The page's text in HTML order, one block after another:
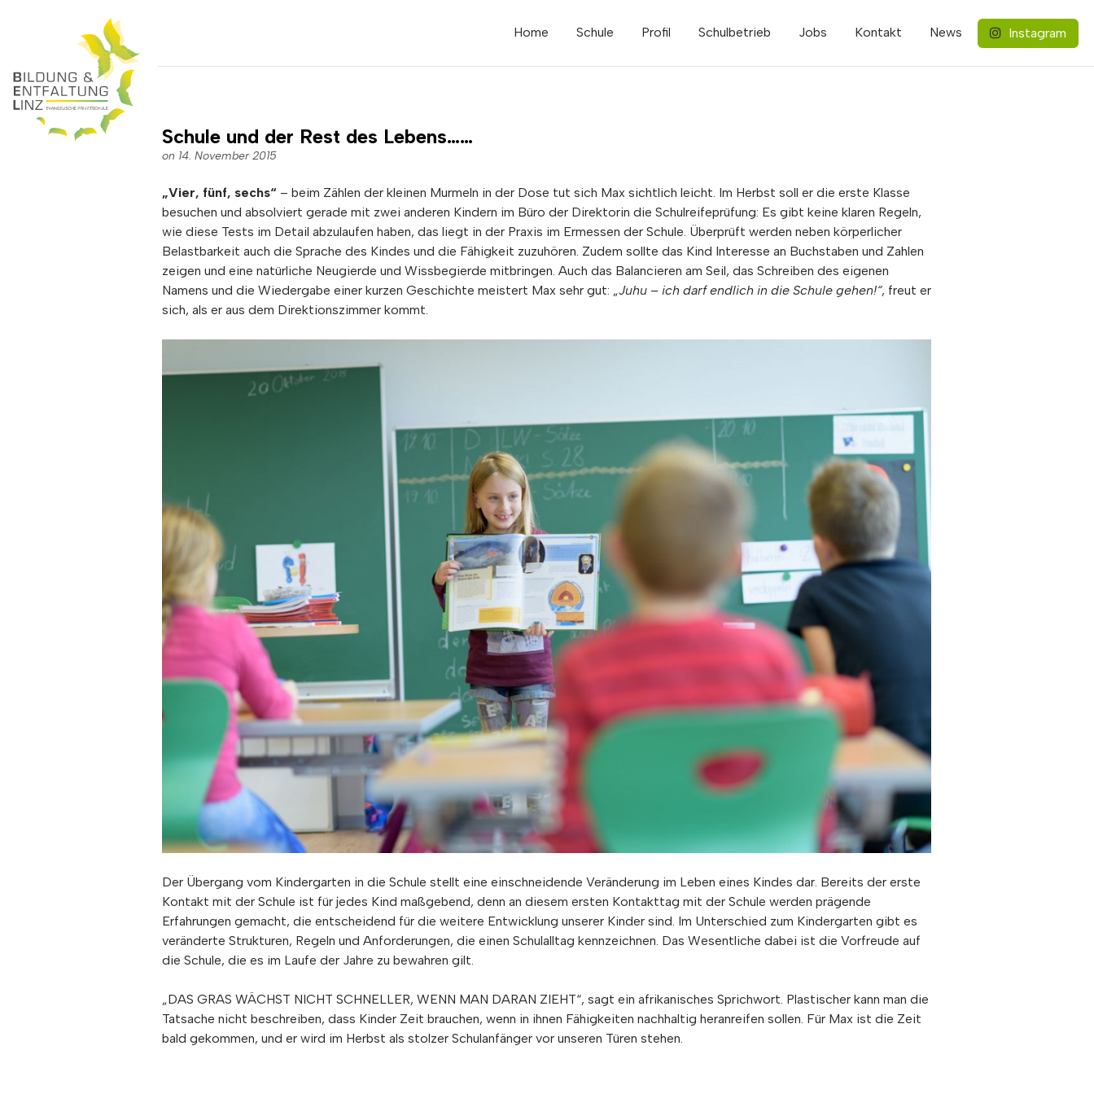
Home Schule Profil Schulbetrieb Jobs Kontakt News Instagram
Schule und der Rest des Lebens……
on 14. November 2015
„Vier, fünf, sechs“ – beim Zählen der kleinen Murmeln in der Dose tut sich Max sichtlich leicht. Im Herbst soll er die erste Klasse
besuchen und absolviert gerade mit zwei anderen Kindern im Büro der Direktorin die Schulreifeprüfung: Es gibt keine klaren Regeln,
wie diese Tests im Detail abzulaufen haben, das liegt in der Praxis im Ermessen der Schule. Überprüft werden neben körperlicher
Belastbarkeit auch die Sprache des Kindes und die Fähigkeit zuzuhören. Zudem sollte das Kind Interesse an Buchstaben und Zahlen
zeigen und eine natürliche Neugierde und Wissbegierde mitbringen. Auch das Balancieren am Seil, das Schreiben des eigenen
Namens und die Wiedergabe einer kurzen Geschichte meistert Max sehr gut: „Juhu – ich darf endlich in die Schule gehen!“, freut er
sich, als er aus dem Direktionszimmer kommt.
Der Übergang vom Kindergarten in die Schule stellt eine einschneidende Veränderung im Leben eines Kindes dar. Bereits der erste
Kontakt mit der Schule ist für jedes Kind maßgebend, denn an diesem ersten Kontakttag mit der Schule werden prägende
Erfahrungen gemacht, die entscheidend für die weitere Entwicklung unserer Kinder sind. Im Unterschied zum Kindergarten gibt es
veränderte Strukturen, Regeln und Anforderungen, die einen Schulalltag kennzeichnen. Das Wesentliche dabei ist die Vorfreude auf
die Schule, die es im Laufe der Jahre zu bewahren gilt.
„DAS GRAS WÄCHST NICHT SCHNELLER, WENN MAN DARAN ZIEHT“, sagt ein afrikanisches Sprichwort. Plastischer kann man die
Tatsache nicht beschreiben, dass Kinder Zeit brauchen, wenn in ihnen Fähigkeiten nachhaltig heranreifen sollen. Für Max ist die Zeit
bald gekommen, und er wird im Herbst als stolzer Schulanfänger vor unseren Türen stehen.